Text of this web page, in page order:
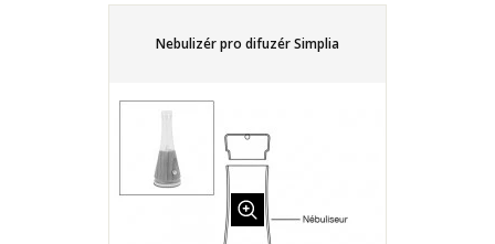
Nebulizér pro difuzér Simplia